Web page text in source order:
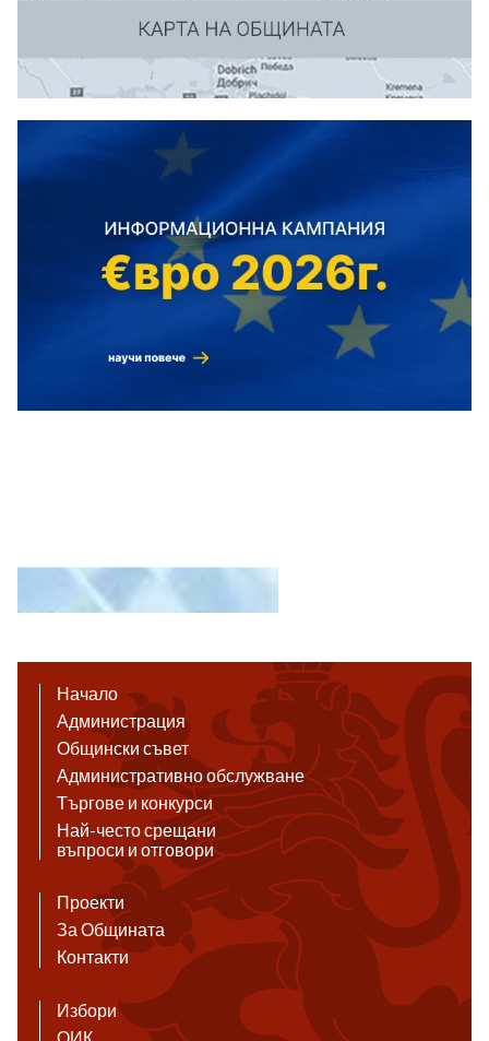
Начало
Администрация
Общински съвет
Административно обслужване
Търгове и конкурси
Най-често срещани
въпроси и отговори
Проекти
За Общината
Контакти
Избори